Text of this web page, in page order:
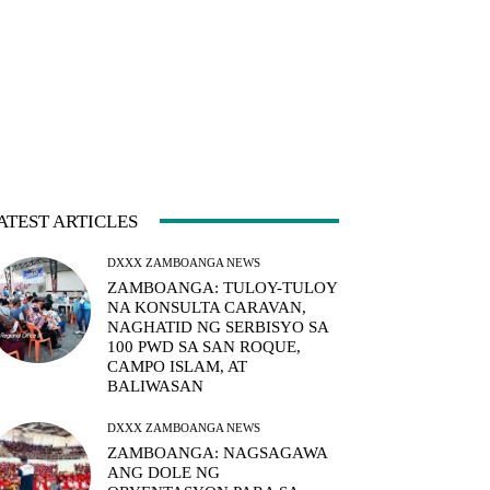
ARTICLES
DXXX ZAMBOANGA NEWS
ZAMBOANGA: TULOY-TULOY
NA KONSULTA CARAVAN,
NAGHATID NG SERBISYO SA
100 PWD SA SAN ROQUE,
CAMPO ISLAM, AT
BALIWASAN
DXXX ZAMBOANGA NEWS
ZAMBOANGA: NAGSAGAWA
ANG DOLE NG